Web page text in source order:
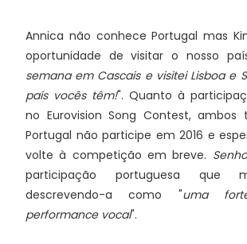
Annica não conhece Portugal mas
oportunidade de visitar o nosso
semana em Cascais e visitei Lisboa e
país vocês têm!". Quanto à
no Eurovision Song Contest,
Portugal não participe em 2016 e
volte à competição em breve.
participação portuguesa que
descrevendo-a como "uma
performance vocal".